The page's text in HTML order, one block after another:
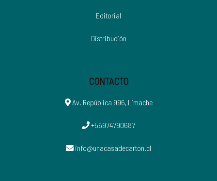
Editorial
Distribución
CONTACTO
Av. República 996, Limache
+56974790687
info@unacasadecarton.cl